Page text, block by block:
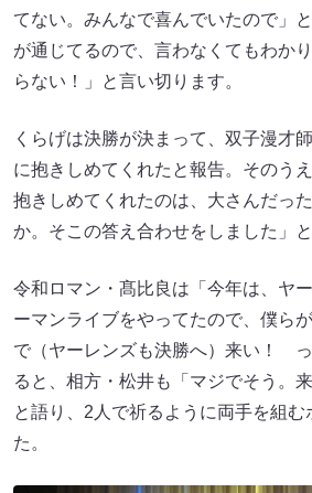
てない。みんなで喜んでいたので」
が通じてるので、言わなくてもわか
らない！」と言い切ります。
くらげは決勝が決まって、双子漫才
に抱きしめてくれたと報告。そのう
抱きしめてくれたのは、大さんだっ
か。そこの答え合わせをしました」と
令和ロマン・髙比良は「今年は、ヤ
ーマンライブをやってたので、僕ら
で（ヤーレンズも決勝へ）来い！
ると、相方・松井も「マジでそう。
と語り、2人で祈るように両手を組む
た。